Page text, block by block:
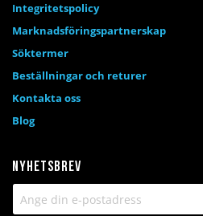
Nyhetsbrev
Integritetspolicy
Marknadsföringspartnerskap
Söktermer
Beställningar och returer
Kontakta oss
Blog